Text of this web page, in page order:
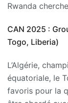
Rwanda
CAN 2025 :
Togo, Liberia)
L’Algérie,
équatoriale, le
favoris pour la